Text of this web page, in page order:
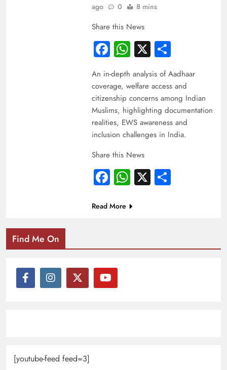
ago
0 8 mins
Share this News
Facebook
WhatsApp
X Share
An in-depth analysis of Aadhaar
coverage, welfare access and
citizenship concerns among Indian
Muslims, highlighting documentation
realities, EWS awareness and
inclusion challenges in India.
Share this News
Facebook
WhatsApp
X Share
Read More
Find Me On
[youtube-feed feed=3]